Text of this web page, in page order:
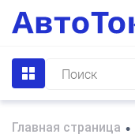
Главная страница •